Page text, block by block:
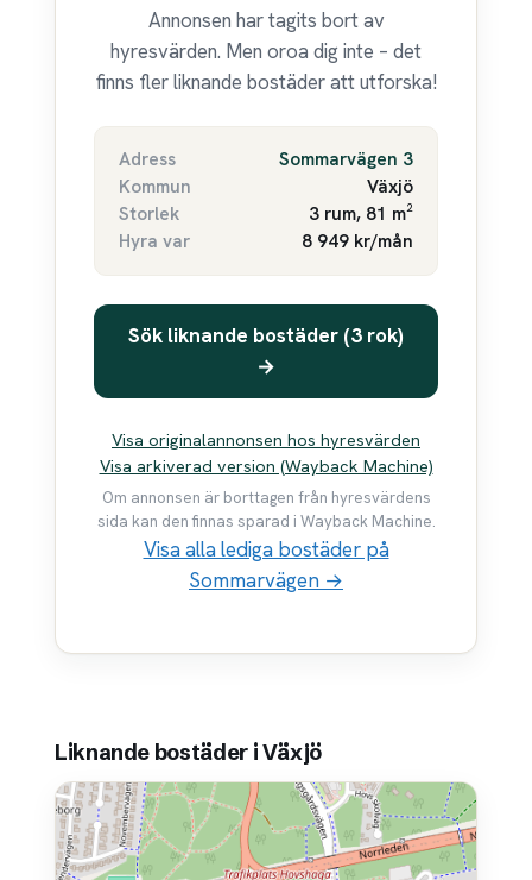
Annonsen har tagits bort av
hyresvärden. Men oroa dig inte – det
finns fler liknande bostäder att utforska!
Adress
Sommarvägen 3
Kommun
Växjö
Storlek
3 rum, 81 m²
Hyra var
8 949 kr/mån
Sök liknande bostäder (3 rok)
→
Visa originalannonsen hos hyresvärden
Visa arkiverad version (Wayback Machine)
Om annonsen är borttagen från hyresvärdens
sida kan den finnas sparad i Wayback Machine.
Visa alla lediga bostäder på
Sommarvägen →
Liknande bostäder i Växjö